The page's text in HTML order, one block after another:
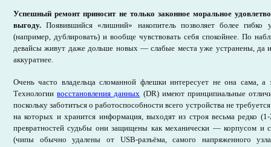
Успешный ремонт приносит не только законное моральное
выгоду. Появившийся «лишний» накопитель позволяет более гибко
(например, дублировать) и вообще чувствовать себя спокойнее. По
девайсы живут даже дольше новых — слабые места уже устранены, да
аккуратнее.
Очень часто владельца сломанной флешки интересует не она сама, а
Технологиивосстановления данных (DR) имеют принципиальные
поскольку заботиться о работоспособности всего устройства не
на которых и хранится информация, выходят из строя весьма редко
превратностей судьбы они защищены как механически — корпусом и
(чипы обычно удалены от USB-разъёма, самого напряженного